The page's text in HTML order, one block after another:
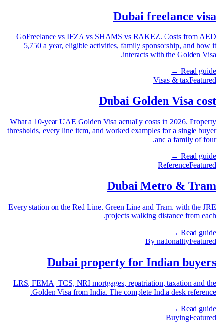
Dubai freelance visa
GoFreelance vs IFZA vs SHAMS vs RAKEZ. Costs from AED
5,750 a year, eligible activities, family sponsorship, and how it
interacts with the Golden Visa.
Read guide →
Visas & taxFeatured
Dubai Golden Visa cost
What a 10-year UAE Golden Visa actually costs in 2026. Property
thresholds, every line item, and worked examples for a single buyer
and a family of four.
Read guide →
ReferenceFeatured
Dubai Metro & Tram
Every station on the Red Line, Green Line and Tram, with the JRE
projects walking distance from each.
Read guide →
By nationalityFeatured
Dubai property for Indian buyers
LRS, FEMA, TCS, NRI mortgages, repatriation, taxation and the
Golden Visa from India. The complete India desk reference.
Read guide →
BuyingFeatured